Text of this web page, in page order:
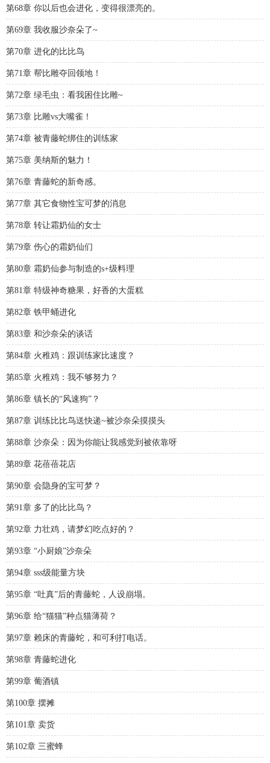
第68章 你以后也会进化，变得很漂亮的。
第69章 我收服沙奈朵了~
第70章 进化的比比鸟
第71章 帮比雕夺回领地！
第72章 绿毛虫：看我困住比雕~
第73章 比雕vs大嘴雀！
第74章 被青藤蛇绑住的训练家
第75章 美纳斯的魅力！
第76章 青藤蛇的新奇感。
第77章 其它食物性宝可梦的消息
第78章 转让霜奶仙的女士
第79章 伤心的霜奶仙们
第80章 霜奶仙参与制造的s+级料理
第81章 特级神奇糖果，好香的大蛋糕
第82章 铁甲蛹进化
第83章 和沙奈朵的谈话
第84章 火稚鸡：跟训练家比速度？
第85章 火稚鸡：我不够努力？
第86章 镇长的“风速狗”？
第87章 训练比比鸟送快递~被沙奈朵摸摸头
第88章 沙奈朵：因为你能让我感觉到被依靠呀
第89章 花蓓蓓花店
第90章 会隐身的宝可梦？
第91章 多了的比比鸟？
第92章 力壮鸡，请梦幻吃点好的？
第93章 “小厨娘”沙奈朵
第94章 sss级能量方块
第95章 “吐真”后的青藤蛇，人设崩塌。
第96章 给“猫猫”种点猫薄荷？
第97章 赖床的青藤蛇，和可利打电话。
第98章 青藤蛇进化
第99章 葡酒镇
第100章 摆摊
第101章 卖货
第102章 三蜜蜂